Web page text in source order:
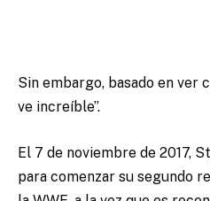
Sin embargo, basado en ver
ve increíble”.
El 7 de noviembre de 2017,
para comenzar su segundo